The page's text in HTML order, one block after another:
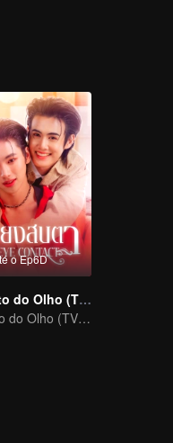
o Ep6D
Contato do Olho (TV Ver.)
Contato do Olho (TV Ver.)